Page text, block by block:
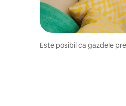
Este posibil ca gazdele